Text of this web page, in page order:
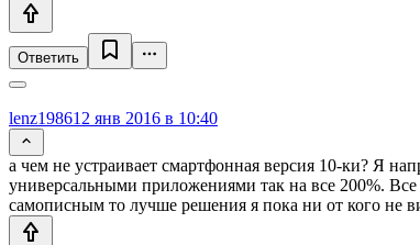
Ответить
lenz198612 янв 2016 в 10:40
а чем не устраивает смартфонная версия 10-ки? Я
универсальными приложениями так на все 200%. Все
самописным то лучше решения я пока ни от кого не